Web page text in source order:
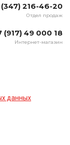
(347) 216-46-20
Отдел продаж
(917) 49 000 18
Интернет-магазин
данных